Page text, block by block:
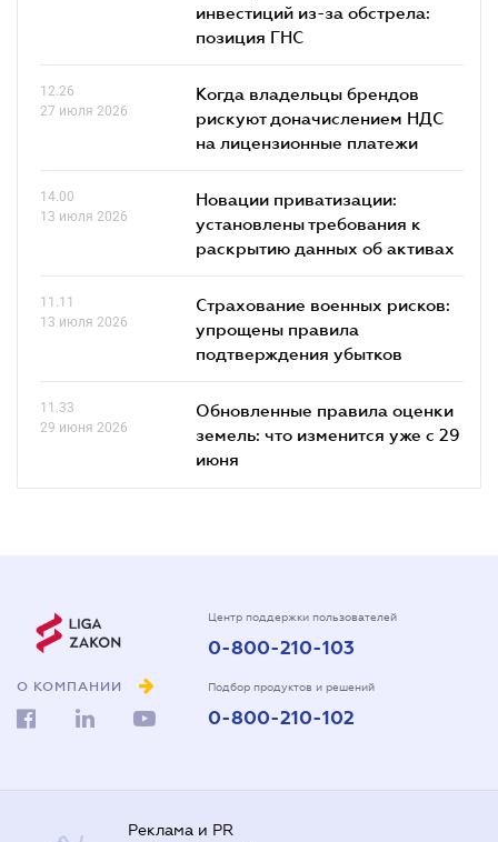
инвестиций из-за обстрела:
позиция ГНС
12.26
27 июля 2026
Когда владельцы брендов
рискуют доначислением НДС
на лицензионные платежи
14.00
13 июля 2026
Новации приватизации:
установлены требования к
раскрытию данных об активах
11.11
13 июля 2026
Страхование военных рисков:
упрощены правила
подтверждения убытков
11.33
29 июня 2026
Обновленные правила оценки
земель: что изменится уже с 29
июня
О КОМПАНИИ
Центр поддержки пользователей
0-800-210-103
Подбор продуктов и решений
0-800-210-102
Реклама и PR